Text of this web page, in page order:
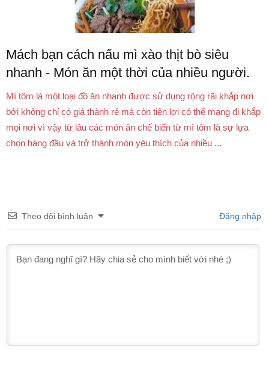
Mách bạn cách nấu mì xào thịt bò siêu
nhanh - Món ăn một thời của nhiều người.
Mì tôm là một loại đồ ăn nhanh được sử dụng rộng rãi khắp nơi
bởi không chỉ có giá thành rẻ mà còn tiện lợi có thể mang đi khắp
mọi nơi vì vậy từ lâu các món ăn chế biến từ mì tôm là sự lựa
chọn hàng đầu và trở thành món yêu thích của nhiều ...
Theo dõi bình luận Đăng nhập